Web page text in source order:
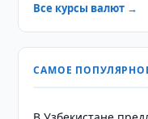
Все курсы валют →
САМОЕ